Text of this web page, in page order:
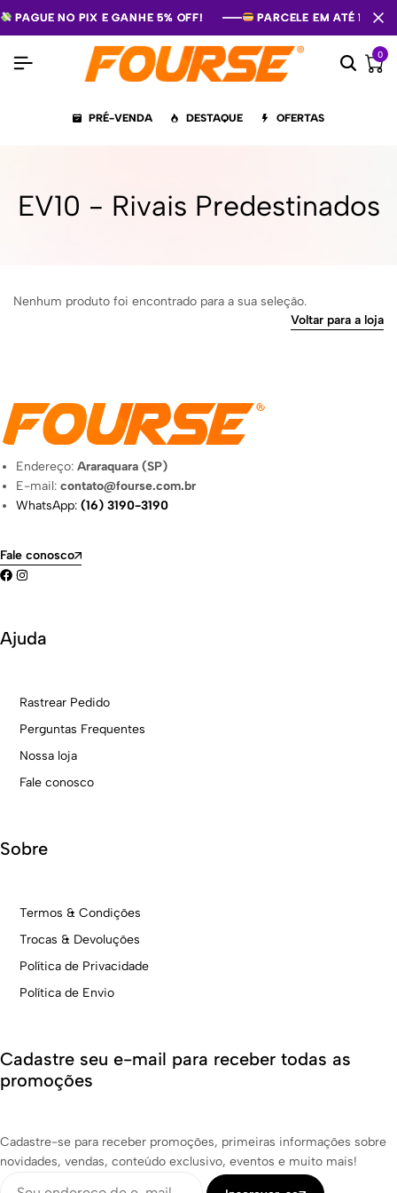
PAGUE NO PIX E GANHE 5% OFF! PARCELE EM ATÉ 12X
PAGUE NO PIX E GANHE 5% OFF! PARCELE EM ATÉ 12X
PAGUE NO PIX E GANHE 5% OFF! PARCELE EM ATÉ 12X
0
PRÉ-VENDA DESTAQUE OFERTAS
EV10 - Rivais Predestinados
Nenhum produto foi encontrado para a sua seleção.
Voltar para a loja
Endereço:Araraquara (SP)
E-mail:contato@fourse.com.br
WhatsApp:(16) 3190-3190
Fale conosco
Ajuda
Rastrear Pedido
Perguntas Frequentes
Nossa loja
Fale conosco
Sobre
Termos & Condições
Trocas & Devoluções
Política de Privacidade
Política de Envio
Cadastre seu e-mail para receber todas as
promoções
Cadastre-se para receber promoções, primeiras informações sobre
novidades, vendas, conteúdo exclusivo, eventos e muito mais!